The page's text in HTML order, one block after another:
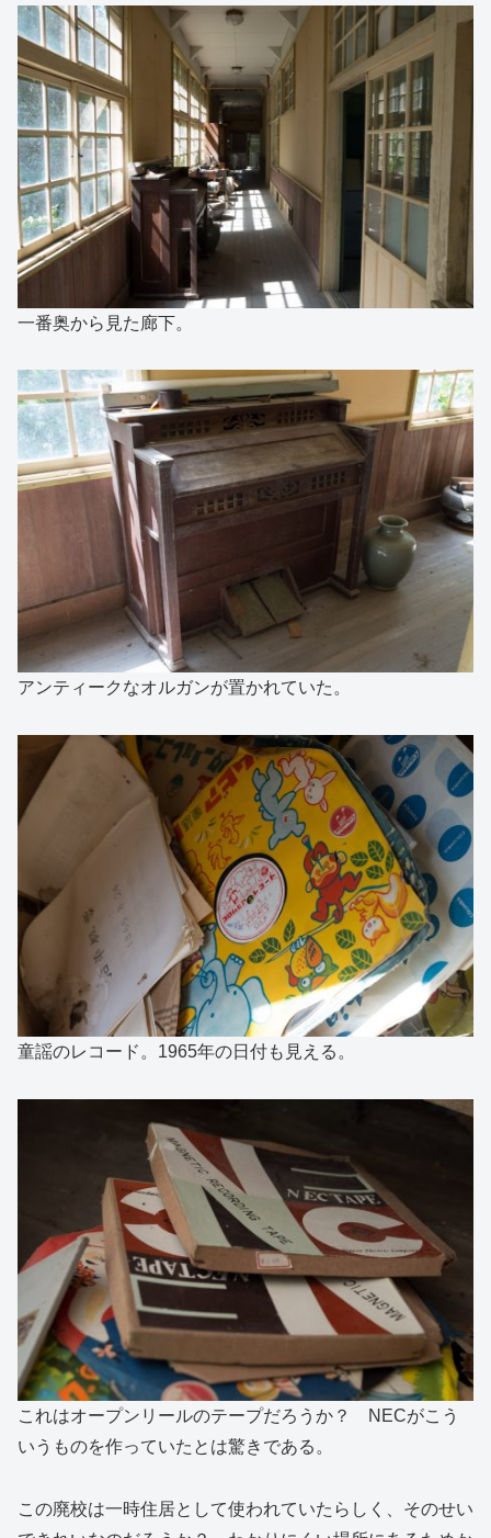
一番奥から見た廊下。
アンティークなオルガンが置かれていた。
童謡のレコード。1965年の日付も見える。
これはオープンリールのテープだろうか？ NECがこう
いうものを作っていたとは驚きである。
この廃校は一時住居として使われていたらしく、そのせい